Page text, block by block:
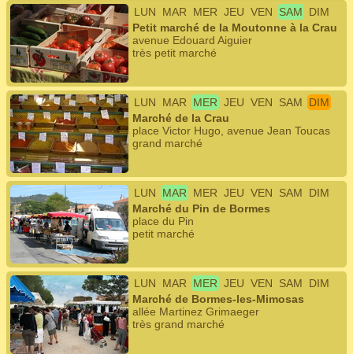
LUN MAR MER JEU VEN SAM
DIM
Petit marché de la Moutonne à la Crau
avenue Edouard Aiguier
très petit marché
LUN MAR MER JEU VEN SAM
DIM
Marché de la Crau
place Victor Hugo, avenue Jean Toucas
grand marché
LUN MAR MER JEU VEN SAM
DIM
Marché du Pin de Bormes
place du Pin
petit marché
LUN MAR MER JEU VEN SAM
DIM
Marché de Bormes-les-Mimosas
allée Martinez Grimaeger
très grand marché